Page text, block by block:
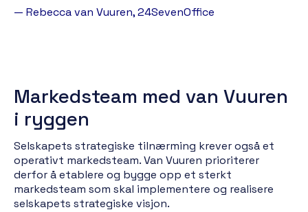
— Rebecca van Vuuren, 24SevenOffice
Markedsteam med van Vuuren
i ryggen
Selskapets strategiske tilnærming krever også et
operativt markedsteam. Van Vuuren prioriterer
derfor å etablere og bygge opp et sterkt
markedsteam som skal implementere og realisere
selskapets strategiske visjon.